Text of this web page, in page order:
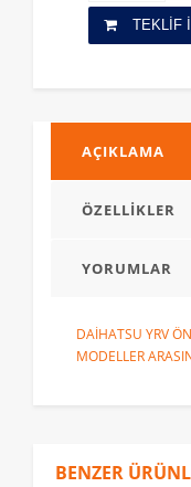
TEKLİF
AÇIKLAMA
ÖZELLİKLER
YORUMLAR
DAİHATSU YRV
MODELLER
BENZER